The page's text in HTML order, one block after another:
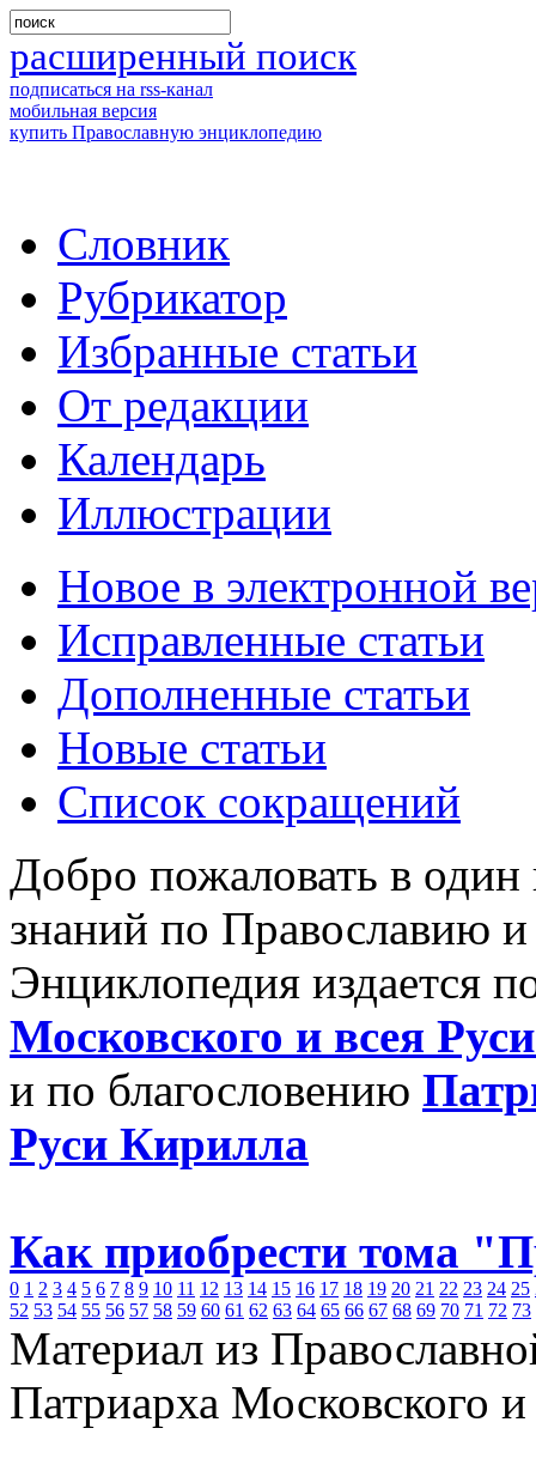
расширенный поиск
подписаться на rss-канал
мобильная версия
купить Православную энциклопедию
Словник
Рубрикатор
Избранные статьи
От редакции
Календарь
Иллюстрации
Новое в электронной
Исправленные статьи
Дополненные статьи
Новые статьи
Список сокращений
Добро пожаловать в
знаний по Православию
Энциклопедия издается
Московского и всея
и по благословению
Руси Кирилла
Как приобрести тома
0 1 2 3 4 5 6 7 8 9 10 11 12 13 14 15 16 17 18 19 20 21 22 23 24 25
52 53 54 55 56 57 58 59 60 61 62 63 64 65 66 67 68 69 70 71 72 73
Материал из
Патриарха Московского